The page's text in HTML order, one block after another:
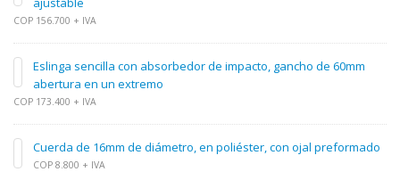
COP 156.700 + IVA
Eslinga sencilla con absorbedor de impacto, gancho de 60mm
abertura en un extremo
COP 173.400 + IVA
Cuerda de 16mm de diámetro, en poliéster, con ojal preformado
COP 8.800 + IVA